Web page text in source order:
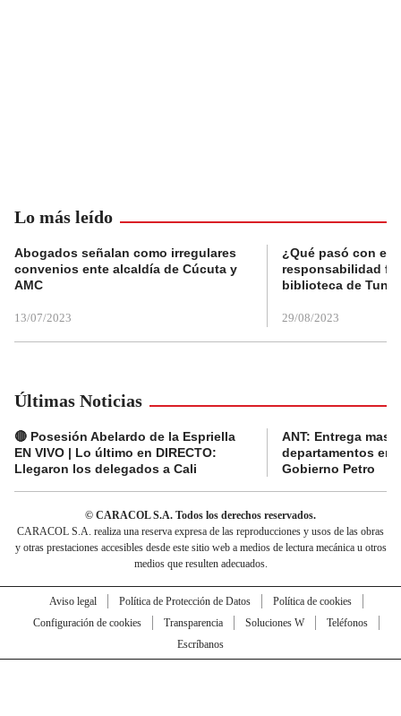
Lo más leído
Abogados señalan como irregulares
convenios ente alcaldía de Cúcuta y
AMC
13/07/2023
¿Qué pasó con el
responsabilidad
biblioteca de
29/08/2023
Últimas Noticias
🔴 Posesión Abelardo de la Espriella
EN VIVO | Lo último en DIRECTO:
Llegaron los delegados a Cali
ANT: Entrega
departamentos en
Gobierno Petro
© CARACOL S.A. Todos los derechos reservados.
CARACOL S.A. realiza una reserva expresa de las reproducciones y usos de las obras
y otras prestaciones accesibles desde este sitio web a medios de lectura mecánica u otros
medios que resulten adecuados.
Aviso legal Política de Protección de Datos
Política de cookies
Configuración de cookies
Transparencia Soluciones W
Teléfonos
Escríbanos